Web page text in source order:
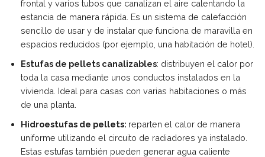
frontal y varios tubos que canalizan el aire calentando la
estancia de manera rápida. Es un sistema de calefacción
sencillo de usar y de instalar que funciona de maravilla en
espacios reducidos (por ejemplo, una habitación de hotel).
Estufas de pellets canalizables: distribuyen el calor por
toda la casa mediante unos conductos instalados en la
vivienda. Ideal para casas con varias habitaciones o más
de una planta.
Hidroestufas de pellets: reparten el calor de manera
uniforme utilizando el circuito de radiadores ya instalado.
Estas estufas también pueden generar agua caliente